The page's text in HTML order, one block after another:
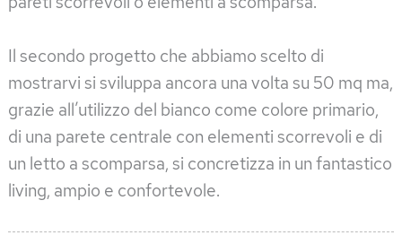
Il secondo progetto che abbiamo scelto di
mostrarvi si sviluppa ancora una volta su 50 mq ma,
grazie all’utilizzo del bianco come colore primario,
di una parete centrale con elementi scorrevoli e di
un letto a scomparsa, si concretizza in un fantastico
living, ampio e confortevole.